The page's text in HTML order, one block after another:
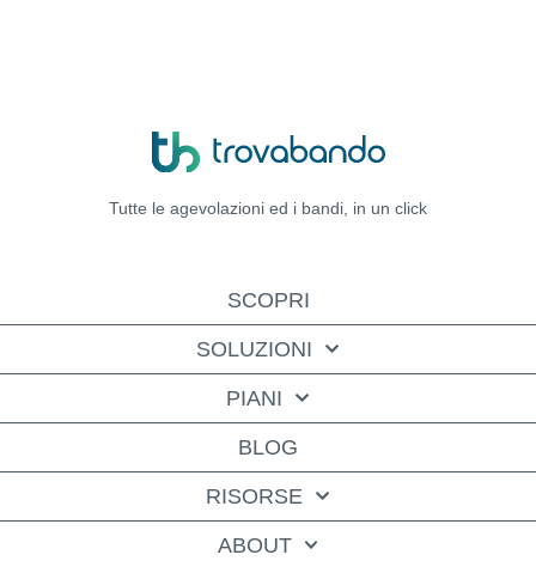
Tutte le agevolazioni ed i bandi, in un click
SCOPRI
SOLUZIONI
PIANI
BLOG
RISORSE
ABOUT